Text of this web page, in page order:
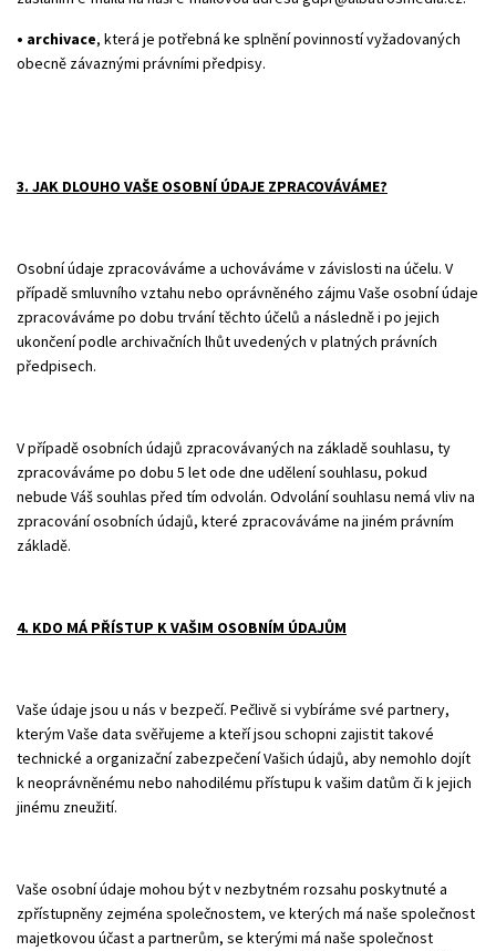
• archivace, která je potřebná ke splnění povinností vyžadovaných
obecně závaznými právními předpisy.
3. JAK DLOUHO VAŠE OSOBNÍ ÚDAJE ZPRACOVÁVÁME?
Osobní údaje zpracováváme a uchováváme v závislosti na účelu. V
případě smluvního vztahu nebo oprávněného zájmu Vaše osobní údaje
zpracováváme po dobu trvání těchto účelů a následně i po jejich
ukončení podle archivačních lhůt uvedených v platných právních
předpisech.
V případě osobních údajů zpracovávaných na základě souhlasu, ty
zpracováváme po dobu 5 let ode dne udělení souhlasu, pokud
nebude Váš souhlas před tím odvolán. Odvolání souhlasu nemá vliv na
zpracování osobních údajů, které zpracováváme na jiném právním
základě.
4. KDO MÁ PŘÍSTUP K VAŠIM OSOBNÍM ÚDAJŮM
Vaše údaje jsou u nás v bezpečí. Pečlivě si vybíráme své partnery,
kterým Vaše data svěřujeme a kteří jsou schopni zajistit takové
technické a organizační zabezpečení Vašich údajů, aby nemohlo dojít
k neoprávněnému nebo nahodilému přístupu k vašim datům či k jejich
jinému zneužití.
Vaše osobní údaje mohou být v nezbytném rozsahu poskytnuté a
zpřístupněny zejména společnostem, ve kterých má naše společnost
majetkovou účast a partnerům, se kterými má naše společnost